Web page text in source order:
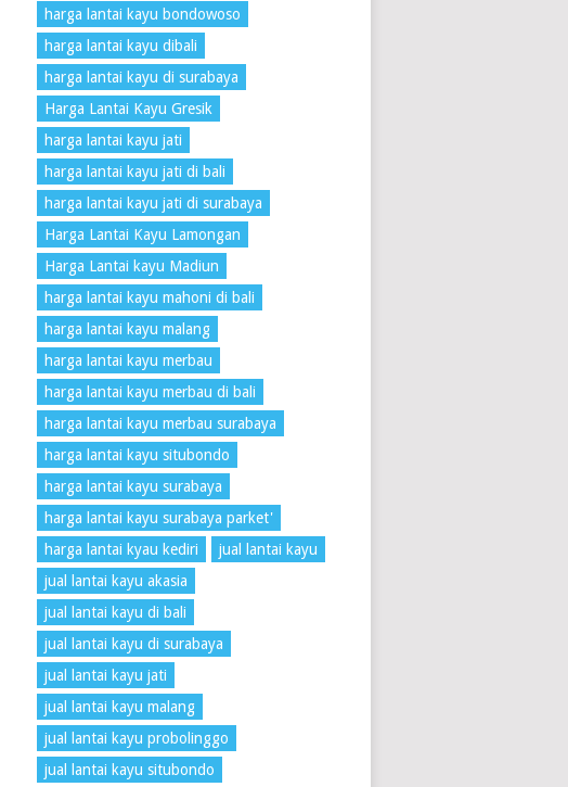
harga lantai kayu bondowoso
harga lantai kayu dibali
harga lantai kayu di surabaya
Harga Lantai Kayu Gresik
harga lantai kayu jati
harga lantai kayu jati di bali
harga lantai kayu jati di surabaya
Harga Lantai Kayu Lamongan
Harga Lantai kayu Madiun
harga lantai kayu mahoni di bali
harga lantai kayu malang
harga lantai kayu merbau
harga lantai kayu merbau di bali
harga lantai kayu merbau surabaya
harga lantai kayu situbondo
harga lantai kayu surabaya
harga lantai kayu surabaya parket'
harga lantai kyau kediri
jual lantai kayu
jual lantai kayu akasia
jual lantai kayu di bali
jual lantai kayu di surabaya
jual lantai kayu jati
jual lantai kayu malang
jual lantai kayu probolinggo
jual lantai kayu situbondo